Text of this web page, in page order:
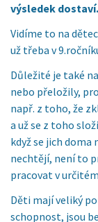
výsledek dostaví.
Vidíme to na
už třeba v
Důležité je také
nebo přeložily,
např. z toho, že
a už se z toho
když se jich
nechtějí, není to
pracovat v
Děti mají veliký
schopnost, jsou